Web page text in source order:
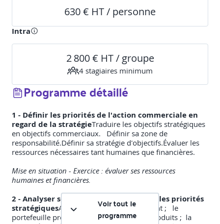
630 € HT / personne
Intra
2 800 € HT / groupe
4 stagiaires minimum
Programme détaillé
1 - Définir les priorités de l'action commerciale en
regard de la stratégieTraduire les objectifs stratégiques
en objectifs commerciaux. Définir sa zone de
responsabilité.Définir sa stratégie d'objectifs.Évaluer les
ressources nécessaires tant humaines que financières.
Mise en situation - Exercice : évaluer ses ressources
humaines et financières.
2 - Analyser son marché pour identifier les priorités
stratégiquesAnalyser : le portefeuille client ; le
portefeuille produit ; les couples clients/produits ; la
Voir tout le
programme